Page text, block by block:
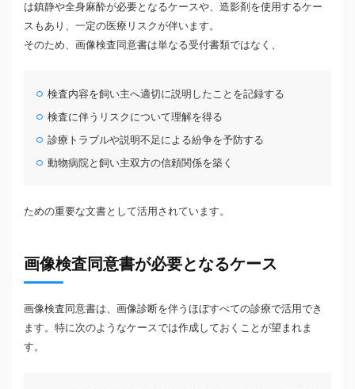
は鎮静や全身麻酔が必要となるケースや、造影剤を使用するケー
スもあり、一定の医療リスクが伴います。
そのため、画像検査同意書は単なる受付書類ではなく、
検査内容を飼い主へ適切に説明したことを記録する
検査に伴うリスクについて理解を得る
診療トラブルや説明不足による紛争を予防する
動物病院と飼い主双方の信頼関係を築く
ための重要な文書として活用されています。
画像検査同意書が必要となるケース
画像検査同意書は、画像診断を伴うほぼすべての診療で活用でき
ます。特に次のようなケースでは作成しておくことが望まれま
す。